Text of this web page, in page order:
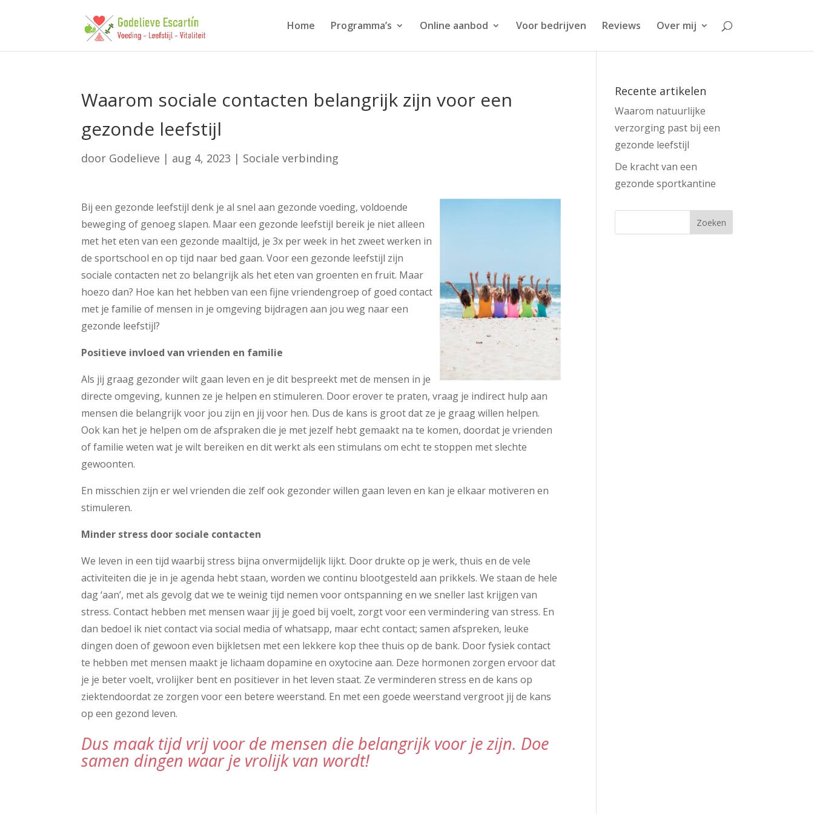
Home Programma’s Online aanbod Voor bedrijven Reviews Over mij
Waarom sociale contacten belangrijk zijn voor een
gezonde leefstijl
door Godelieve | aug 4, 2023 | Sociale verbinding
Bij een gezonde leefstijl denk je al snel aan gezonde voeding, voldoende
beweging of genoeg slapen. Maar een gezonde leefstijl bereik je niet alleen
met het eten van een gezonde maaltijd, je 3x per week in het zweet werken in
de sportschool en op tijd naar bed gaan. Voor een gezonde leefstijl zijn
sociale contacten net zo belangrijk als het eten van groenten en fruit. Maar
hoezo dan? Hoe kan het hebben van een fijne vriendengroep of goed contact
met je familie of mensen in je omgeving bijdragen aan jou weg naar een
gezonde leefstijl?
Positieve invloed van vrienden en familie
Als jij graag gezonder wilt gaan leven en je dit bespreekt met de mensen in je
directe omgeving, kunnen ze je helpen en stimuleren. Door erover te praten, vraag je indirect hulp aan
mensen die belangrijk voor jou zijn en jij voor hen. Dus de kans is groot dat ze je graag willen helpen.
Ook kan het je helpen om de afspraken die je met jezelf hebt gemaakt na te komen, doordat je vrienden
of familie weten wat je wilt bereiken en dit werkt als een stimulans om echt te stoppen met slechte
gewoonten.
En misschien zijn er wel vrienden die zelf ook gezonder willen gaan leven en kan je elkaar motiveren en
stimuleren.
Minder stress door sociale contacten
We leven in een tijd waarbij stress bijna onvermijdelijk lijkt. Door drukte op je werk, thuis en de vele
activiteiten die je in je agenda hebt staan, worden we continu blootgesteld aan prikkels. We staan de hele
dag ‘aan’, met als gevolg dat we te weinig tijd nemen voor ontspanning en we sneller last krijgen van
stress. Contact hebben met mensen waar jij je goed bij voelt, zorgt voor een vermindering van stress. En
dan bedoel ik niet contact via social media of whatsapp, maar echt contact; samen afspreken, leuke
dingen doen of gewoon even bijkletsen met een lekkere kop thee thuis op de bank. Door fysiek contact
te hebben met mensen maakt je lichaam dopamine en oxytocine aan. Deze hormonen zorgen ervoor dat
je je beter voelt, vrolijker bent en positiever in het leven staat. Ze verminderen stress en de kans op
ziektendoordat ze zorgen voor een betere weerstand. En met een goede weerstand vergroot jij de kans
op een gezond leven.
Dus maak tijd vrij voor de mensen die belangrijk voor je zijn. Doe
samen dingen waar je vrolijk van wordt!
Recente artikelen
Waarom natuurlijke
verzorging past bij een
gezonde leefstijl
De kracht van een
gezonde sportkantine
Zoeken